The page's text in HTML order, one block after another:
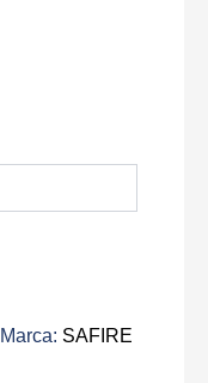
Marca: SAFIRE